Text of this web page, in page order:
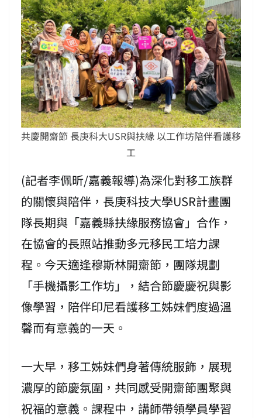
共慶開齋節 長庚科大USR與扶緣 以工作坊陪伴看護移
工
(記者李佩昕/嘉義報導)為深化對移工族群
的關懷與陪伴，長庚科技大學USR計畫團
隊長期與「嘉義縣扶緣服務協會」合作，
在協會的長照站推動多元移民工培力課
程。今天適逢穆斯林開齋節，團隊規劃
「手機攝影工作坊」，結合節慶慶祝與影
像學習，陪伴印尼看護移工姊妹們度過溫
馨而有意義的一天。
一大早，移工姊妹們身著傳統服飾，展現
濃厚的節慶氛圍，共同感受開齋節團聚與
祝福的意義。課程中，講師帶領學員學習